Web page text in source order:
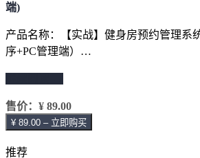
端)
产品名称：【实战】健身房预约管理系
序+PC管理端）…
售价： ¥ 89.00
¥ 89.00 – 立即购买
推荐